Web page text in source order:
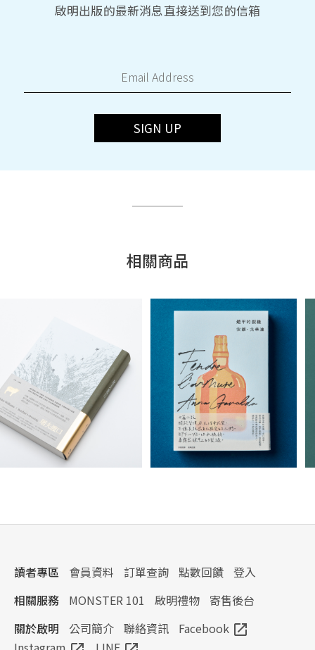
啟明出版的最新消息直接送到您的信箱
SIGN UP
相關商品
讀者專區 會員資料 訂單查詢 點數回饋 登入
相關服務
MONSTER 101 啟明禮物
寄售後台
關於啟明
公司簡介 聯絡資訊 Facebook open_in_new